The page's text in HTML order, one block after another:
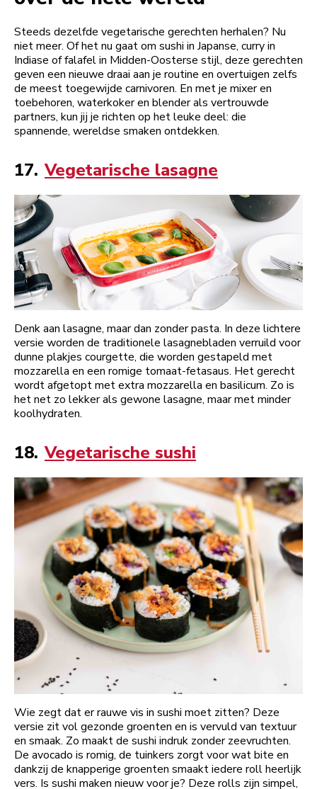
Steeds dezelfde vegetarische gerechten herhalen? Nu
niet meer. Of het nu gaat om sushi in Japanse, curry in
Indiase of falafel in Midden-Oosterse stijl, deze gerechten
geven een nieuwe draai aan je routine en overtuigen zelfs
de meest toegewijde carnivoren. En met je mixer en
toebehoren, waterkoker en blender als vertrouwde
partners, kun jij je richten op het leuke deel: die
spannende, wereldse smaken ontdekken.
17. Vegetarische lasagne
Denk aan lasagne, maar dan zonder pasta. In deze lichtere
versie worden de traditionele lasagnebladen verruild voor
dunne plakjes courgette, die worden gestapeld met
mozzarella en een romige tomaat-fetasaus. Het gerecht
wordt afgetopt met extra mozzarella en basilicum. Zo is
het net zo lekker als gewone lasagne, maar met minder
koolhydraten.
18. Vegetarische sushi
Wie zegt dat er rauwe vis in sushi moet zitten? Deze
versie zit vol gezonde groenten en is vervuld van textuur
en smaak. Zo maakt de sushi indruk zonder zeevruchten.
De avocado is romig, de tuinkers zorgt voor wat bite en
dankzij de knapperige groenten smaakt iedere roll heerlijk
vers. Is sushi maken nieuw voor je? Deze rolls zijn simpel,